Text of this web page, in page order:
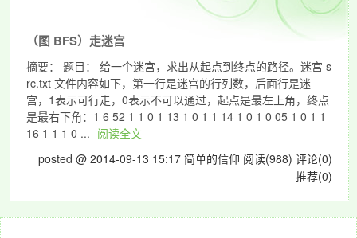
（图 BFS）走迷宫
摘要： 题目： 给一个迷宫，求出从起点到终点的路径。迷宫 s
rc.txt 文件内容如下，第一行是迷宫的行列数，后面行是迷
宫，1表示可行走，0表示不可以通过，起点是最左上角，终点
是最右下角：1 6 52 1 1 0 1 13 1 0 1 1 14 1 0 1 0 05 1 0 1 1
16 1 1 1 0 ... 阅读全文
posted @ 2014-09-13 15:17 简单的信仰 阅读(988) 评论(0)
推荐(0)